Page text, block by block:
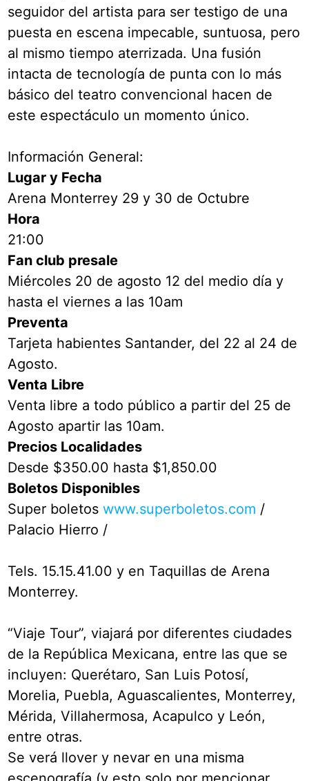
seguidor del artista para ser testigo de una
puesta en escena impecable, suntuosa, pero
al mismo tiempo aterrizada. Una fusión
intacta de tecnología de punta con lo más
básico del teatro convencional hacen de
este espectáculo un momento único.
Información General:
Lugar y Fecha
Arena Monterrey 29 y 30 de Octubre
Hora
21:00
Fan club presale
Miércoles 20 de agosto 12 del medio día y
hasta el viernes a las 10am
Preventa
Tarjeta habientes Santander, del 22 al 24 de
Agosto.
Venta Libre
Venta libre a todo público a partir del 25 de
Agosto apartir las 10am.
Precios Localidades
Desde $350.00 hasta $1,850.00
Boletos Disponibles
Super boletos www.superboletos.com /
Palacio Hierro /
Tels. 15.15.41.00 y en Taquillas de Arena
Monterrey.
“Viaje Tour”, viajará por diferentes ciudades
de la República Mexicana, entre las que se
incluyen: Querétaro, San Luis Potosí,
Morelia, Puebla, Aguascalientes, Monterrey,
Mérida, Villahermosa, Acapulco y León,
entre otras.
Se verá llover y nevar en una misma